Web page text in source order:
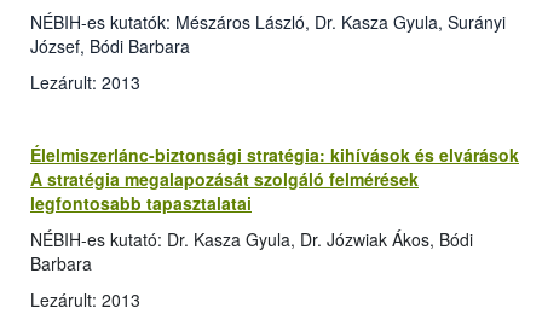
NÉBIH-es kutatók: Mészáros László, Dr. Kasza Gyula, Surányi
József, Bódi Barbara
Lezárult: 2013
Élelmiszerlánc-biztonsági stratégia: kihívások és elvárások
A stratégia megalapozását szolgáló felmérések
legfontosabb tapasztalatai
NÉBIH-es kutató: Dr. Kasza Gyula, Dr. Józwiak Ákos, Bódi
Barbara
Lezárult: 2013